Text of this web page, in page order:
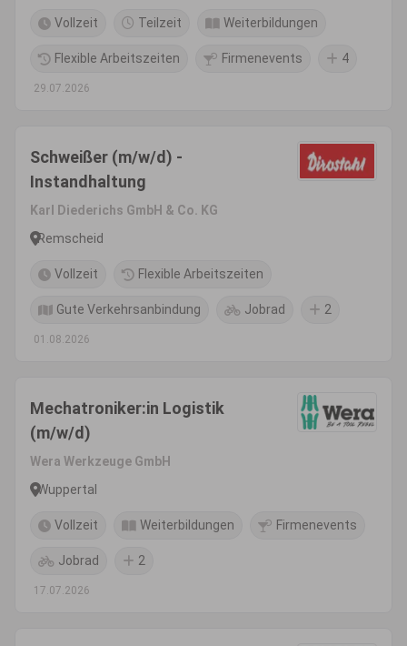
Vollzeit Teilzeit Weiterbildungen
Flexible Arbeitszeiten Firmenevents 4
29.07.2026
Schweißer (m/w/d) -
Instandhaltung
Karl Diederichs GmbH & Co. KG
Remscheid
Vollzeit Flexible Arbeitszeiten
Gute Verkehrsanbindung Jobrad 2
01.08.2026
Mechatroniker:in Logistik
(m/w/d)
Wera Werkzeuge GmbH
Wuppertal
Vollzeit Weiterbildungen Firmenevents
Jobrad 2
17.07.2026